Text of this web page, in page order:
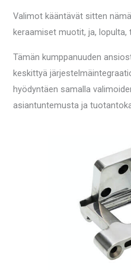
Valimot kääntävät sitten
keraamiset muotit, ja,
Tämän kumppanuuden
keskittyä
hyödyntäen samalla
asiantuntemusta ja